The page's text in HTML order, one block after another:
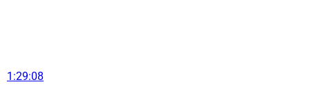
1:29:08